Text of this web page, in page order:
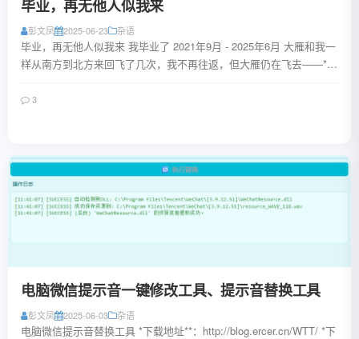
毕业，再无他人似我来
彭文凤 2025-06-23 杂语
毕业，再无他人似我来 我毕业了 2021年9月 - 2025年6月 大雁和我一
样从南方到北方来回飞了几次，我不再往返，但大雁仍在飞去——**
3
电脑微信提示音一键修改工具、提示音替换工具
彭文凤 2025-06-03 杂语
电脑微信提示音替换工具 *下载地址**：http://blog.ercer.cn/WTT/ *下